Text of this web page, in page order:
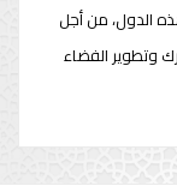
الدول، من أجل
وتطوير الفضاء